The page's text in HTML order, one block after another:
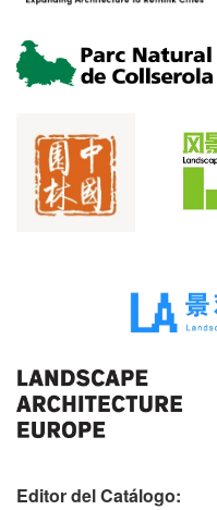
Editor del Catálogo: